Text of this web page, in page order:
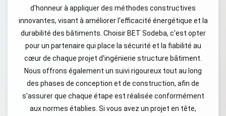
d'honneur à appliquer des méthodes constructives
innovantes, visant à améliorer l'efficacité énergétique et la
durabilité des bâtiments. Choisir BET Sodeba, c'est opter
pour un partenaire qui place la sécurité et la fiabilité au
cœur de chaque projet d'ingénierie structure bâtiment.
Nous offrons également un suivi rigoureux tout au long
des phases de conception et de construction, afin de
s'assurer que chaque étape est réalisée conformément
aux normes établies. Si vous avez un projet en tête,